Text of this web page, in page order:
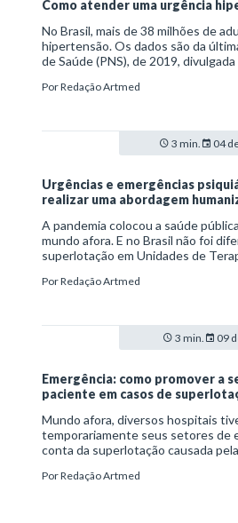
Como atender uma urgência
No Brasil, mais de 38 milhões de
hipertensão. Os dados são da
de Saúde (PNS), de 2019,
revela, ainda, um aumento
PorRedação Artmed
3 min. 04
Urgências e emergências
realizar uma abordagem
A pandemia colocou a saúde
mundo afora. E no Brasil não foi
superlotação em Unidades de
inclusive para estabelecer a triagem
PorRedação Artmed
3 min. 09
Emergência: como promover a
paciente em casos de
Mundo afora, diversos hospitais
temporariamente seus setores de
conta da superlotação causada
provocam a redução do acesso ao
PorRedação Artmed